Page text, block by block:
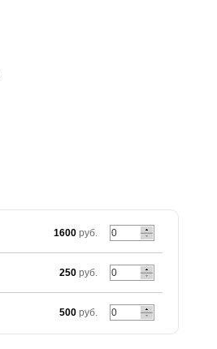
1600 руб.
250 руб.
500 руб.